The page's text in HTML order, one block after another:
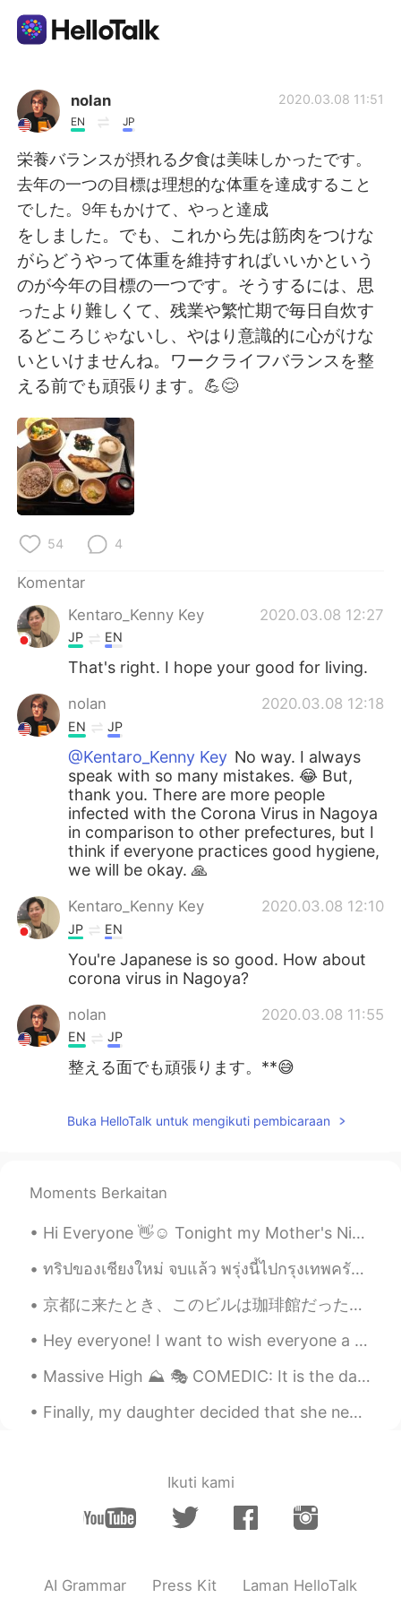
Aplikasi Pertukaran Bahasa
AI Grammar Checker
Indonesia
English 简体中文
繁體中文 Español
العربية Français
한국어
ไทย
Türkçe
Português
nolan
EN JP
2020.03.08 11:51
栄養バランスが摂れる夕食は美味しかったです。
去年の一つの目標は理想的な体重を達成すること
でした。9年もかけて、やっと達成
をしました。でも、これから先は筋肉をつけな
がらどうやって体重を維持すればいいかという
のが今年の目標の一つです。そうするには、思
ったより難しくて、残業や繁忙期で毎日自炊す
るどころじゃないし、やはり意識的に心がけな
いといけませんね。ワークライフバランスを整
える前でも頑張ります。💪😌
54 4
Komentar
Kentaro_Kenny Key
2020.03.08 12:27
JP EN
That's right. I hope your good for living.
nolan 2020.03.08 12:18
EN JP
@Kentaro_Kenny Key No way. I always
speak with so many mistakes. 😂 But,
thank you. There are more people
infected with the Corona Virus in Nagoya
in comparison to other prefectures, but I
think if everyone practices good hygiene,
we will be okay. 🙏
Kentaro_Kenny Key 2020.03.08 12:10
JP EN
You're Japanese is so good. How about
corona virus in Nagoya?
nolan 2020.03.08 11:55
EN JP
整える面でも頑張ります。**😅
Buka HelloTalk untuk mengikuti pembicaraan
Moments Berkaitan
Hi Everyone 👋☺️ Tonight my Mother's Night Plant bloomed!! It only blooms in the night🌃 and by...
ทริปของเชียงใหม่ จบแล้ว พรุ่งนี้ไปกรุงเทพครับ รู้สึกเสน่ห์ของประเทศไทยค่ะ อยากที่จะสร้างเพื่อนค่ะ...
京都に来たとき、このビルは珈琲館だった。時々この店で英語を教えた。しかし、突然このビルはNOVA英会話になった。僕はこのNOVAで働いた。しかし、NOVA英会話はなくなったので、MISTER D...
Hey everyone! I want to wish everyone a Merry Christmas. Some spend it alone, some with their fam...
Massive High ⛰ 🎭 COMEDIC: It is the day before Cody and his best friend start high school. Sud...
Finally, my daughter decided that she needed to return to California after staying with us for fo...
Ikuti kami
AI Grammar Press Kit Laman HelloTalk